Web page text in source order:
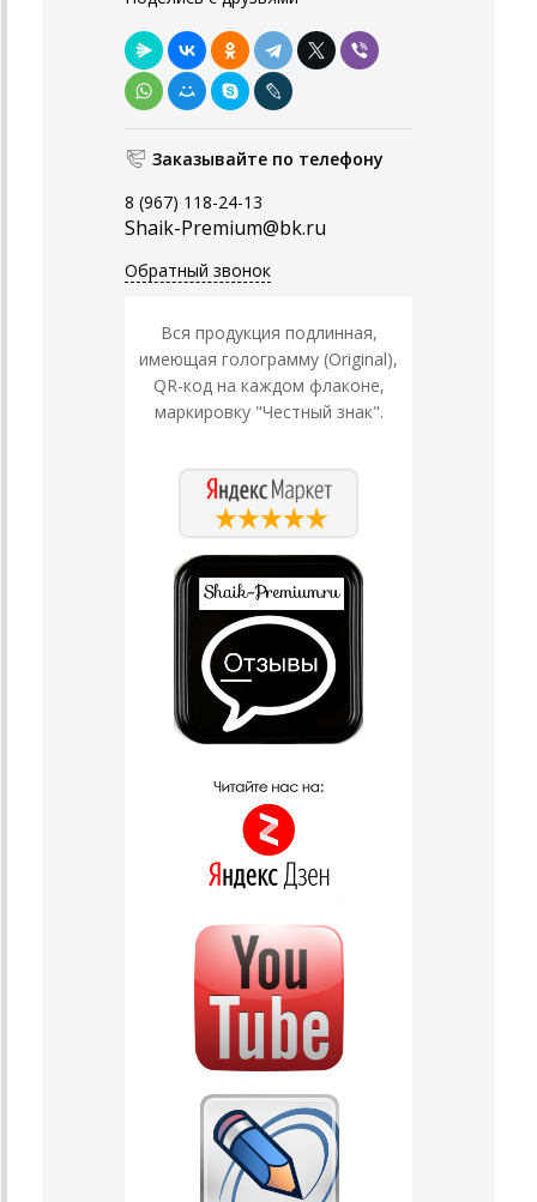
Заказывайте по телефону
8 (967) 118-24-13
Shaik-Premium@bk.ru
Обратный звонок
Вся продукция подлинная,
имеющая голограмму (Original),
QR-код на каждом флаконе,
маркировку "Честный знак".